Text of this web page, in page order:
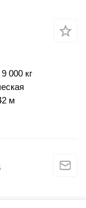
9 000 кг
м